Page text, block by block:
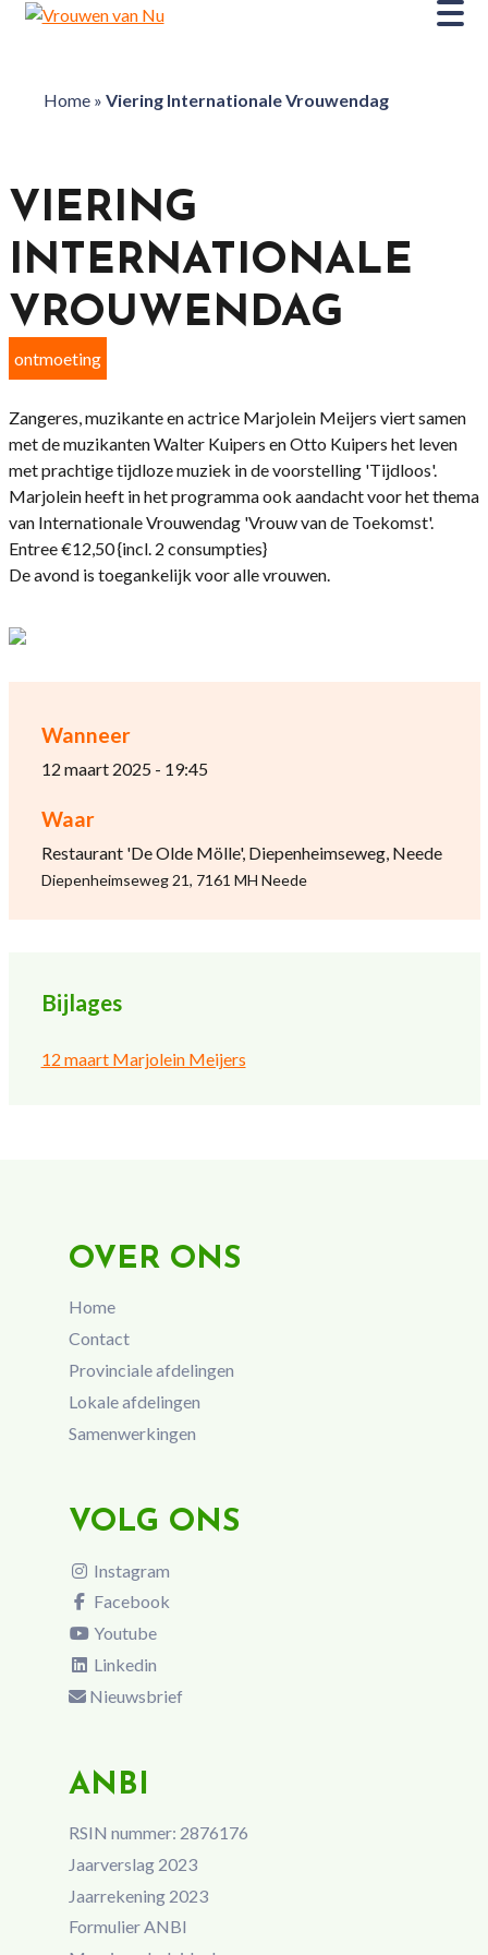
Home» Viering Internationale Vrouwendag
Wanneer
12 maart 2025 - 19:45
Waar
Restaurant 'De Olde Mölle', Diepenheimseweg, Neede
Diepenheimseweg 21, 7161 MH Neede
Bijlages
12 maart Marjolein Meijers
VIERING
INTERNATIONALE
VROUWENDAG
ontmoeting
Zangeres, muzikante en actrice Marjolein Meijers viert samen
met de muzikanten Walter Kuipers en Otto Kuipers het leven
met prachtige tijdloze muziek in de voorstelling 'Tijdloos'.
Marjolein heeft in het programma ook aandacht voor het thema
van Internationale Vrouwendag 'Vrouw van de Toekomst'.
Entree €12,50 {incl. 2 consumpties}
De avond is toegankelijk voor alle vrouwen.
OVER ONS
Home
Contact
Provinciale afdelingen
Lokale afdelingen
Samenwerkingen
VOLG ONS
Instagram
Facebook
Youtube
Linkedin
Nieuwsbrief
ANBI
RSIN nummer: 2876176
Jaarverslag 2023
Jaarrekening 2023
Formulier ANBI